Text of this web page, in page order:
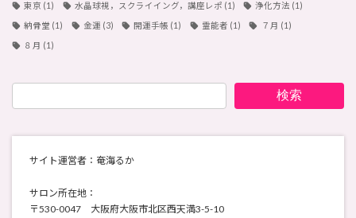
東京 (1) 水晶球視，スクライイング，講座レポ (1) 浄化方法 (1)
納骨堂 (1) 金運 (3) 開運手帳 (1) 霊能者 (1) ７月 (1)
８月 (1)
検索
サイト運営者：奄海るか
サロン所在地：
〒530-0047 大阪府大阪市北区西天満3-5-10